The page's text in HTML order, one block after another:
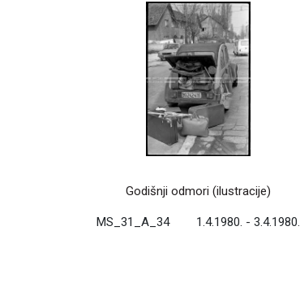
Godišnji odmori (ilustracije)
MS_31_A_34 1.4.1980. - 3.4.1980.